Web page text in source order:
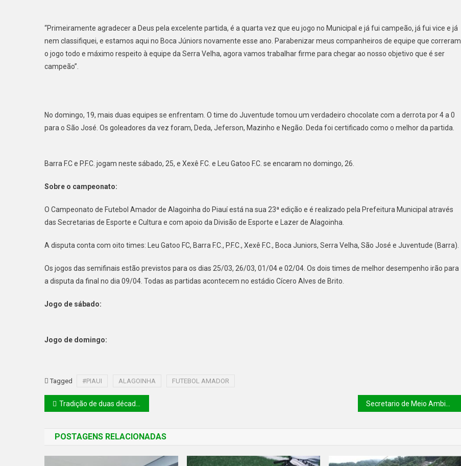
“Primeiramente agradecer a Deus pela excelente partida, é a quarta vez que eu jogo no Municipal e já fui campeão, já fui vice e já
nem classifiquei, e estamos aqui no Boca Júniors novamente esse ano. Parabenizar meus companheiros de equipe que correram
o jogo todo e máximo respeito à equipe da Serra Velha, agora vamos trabalhar firme para chegar ao nosso objetivo que é ser
campeão”.
No domingo, 19, mais duas equipes se enfrentam. O time do Juventude tomou um verdadeiro chocolate com a derrota por 4 a 0
para o São José. Os goleadores da vez foram, Deda, Jeferson, Mazinho e Negão. Deda foi certificado como o melhor da partida.
Barra F.C e P.F.C. jogam neste sábado, 25, e Xexê F.C. e Leu Gatoo F.C. se encaram no domingo, 26.
Sobre o campeonato:
O Campeonato de Futebol Amador de Alagoinha do Piauí está na sua 23ª edição e é realizado pela Prefeitura Municipal através
das Secretarias de Esporte e Cultura e com apoio da Divisão de Esporte e Lazer de Alagoinha.
A disputa conta com oito times: Leu Gatoo FC, Barra F.C., P.F.C., Xexê F.C., Boca Juniors, Serra Velha, São José e Juventude (Barra).
Os jogos das semifinais estão previstos para os dias 25/03, 26/03, 01/04 e 02/04. Os dois times de melhor desempenho irão para
a disputa da final no dia 09/04. Todas as partidas acontecem no estádio Cícero Alves de Brito.
Jogo de sábado:
Jogo de domingo:
Tagged #PIAUI ALAGOINHA FUTEBOL AMADOR
Tradição de duas décadas do carnaval de Manoel Emídio/PI se renova a cada ano Secretario de Meio Ambiente Dr. Daniel Oliveira discute preservação ambiental no litoral do Piauí
POSTAGENS RELACIONADAS